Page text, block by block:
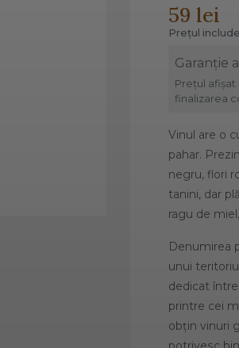
59 lei
Prețul
Garanție
Prețul afișat
finalizarea
Vinul are o
pahar.
negru, flori
tanini, dar
ragu de
Denumirea
unui
dedicat
printre cei
obțin vinuri
potrivesc